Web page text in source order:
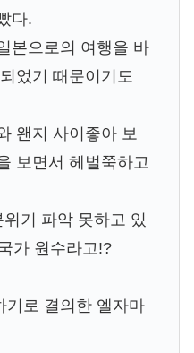
다.
본으로의 여행을 바
었기 때문이기도
왠지 사이좋아 보
보면서 헤벌쭉하고
기 파악 못하고 있
가 원수라고!?
기로 결의한 엘자마